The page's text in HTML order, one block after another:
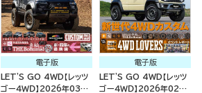
電子版
LET'S GO 4WD【レッツ
ゴー４ＷＤ】2026年03月
電子版
LET'S GO 4WD【レッツ
ゴー４ＷＤ】2026年02月